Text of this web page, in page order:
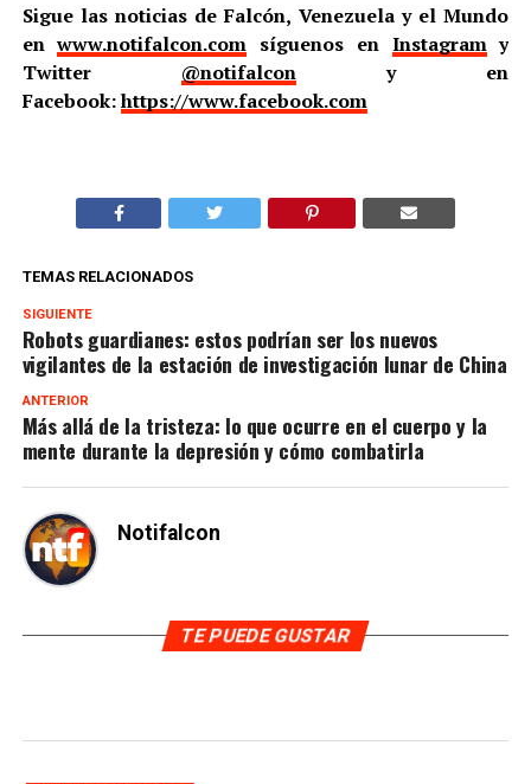
Sigue las noticias de Falcón, Venezuela y el Mundo
enwww.notifalcon.com síguenos en Instagramy
Twitter @notifalcony en
Facebook:https://www.facebook.com
TEMAS RELACIONADOS
SIGUIENTE
Robots guardianes: estos podrían ser los nuevos
vigilantes de la estación de investigación lunar de China
ANTERIOR
Más allá de la tristeza: lo que ocurre en el cuerpo y la
mente durante la depresión y cómo combatirla
Notifalcon
TE PUEDE GUSTAR